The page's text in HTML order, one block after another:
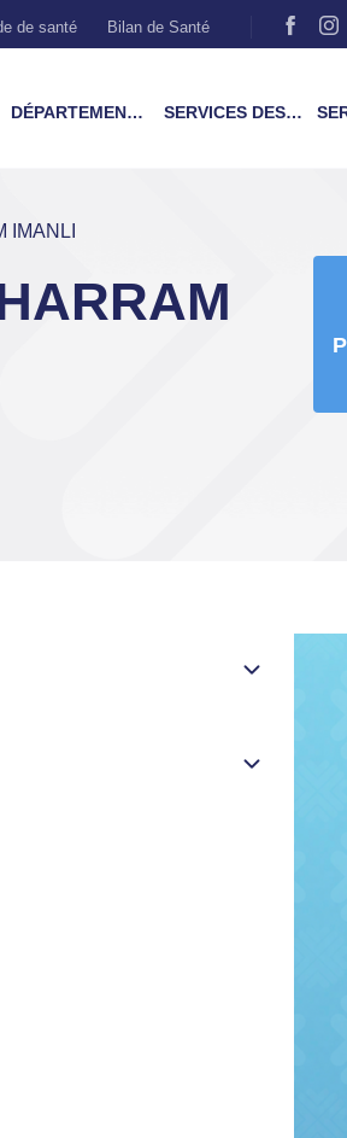
de santé Bilan de Santé
DÉPARTEMENTS & TRAITEMENTS SERVICES DES PATIENTS
IMANLI